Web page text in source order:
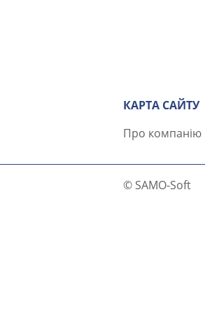
КАРТА САЙТУ
Про компанію
© SAMO-Soft